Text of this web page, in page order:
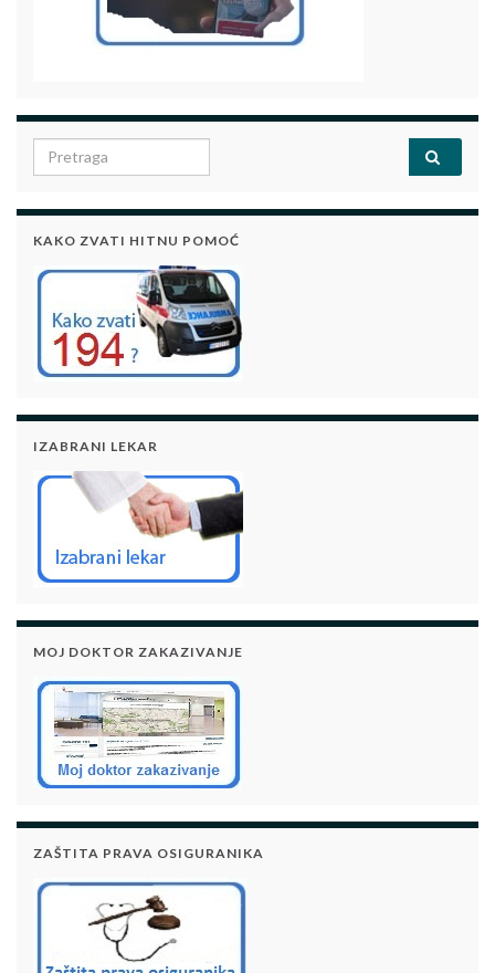
Search for:
KAKO ZVATI HITNU POMOĆ
IZABRANI LEKAR
MOJ DOKTOR ZAKAZIVANJE
ZAŠTITA PRAVA OSIGURANIKA